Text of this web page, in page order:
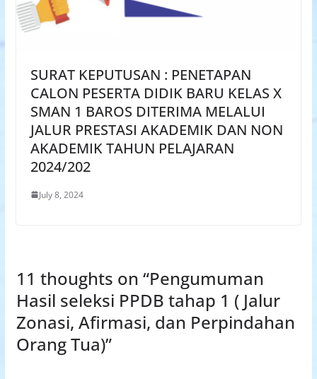
SURAT KEPUTUSAN : PENETAPAN
CALON PESERTA DIDIK BARU KELAS X
SMAN 1 BAROS DITERIMA MELALUI
JALUR PRESTASI AKADEMIK DAN NON
AKADEMIK TAHUN PELAJARAN
2024/202
July 8, 2024
11 thoughts on “Pengumuman
Hasil seleksi PPDB tahap 1 ( Jalur
Zonasi, Afirmasi, dan Perpindahan
Orang Tua)”